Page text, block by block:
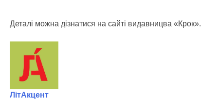
Деталі можна дізнатися на сайті видавницва «Крок».
ЛітАкцент